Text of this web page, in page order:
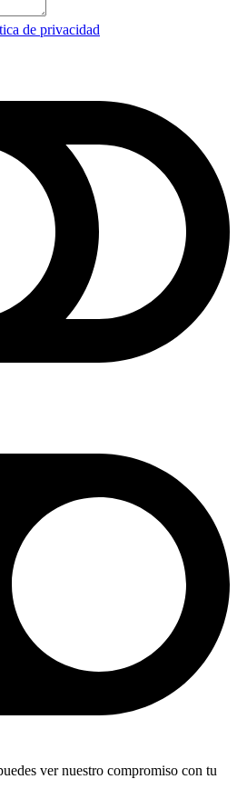
de privacidad
ver nuestro compromiso con tu